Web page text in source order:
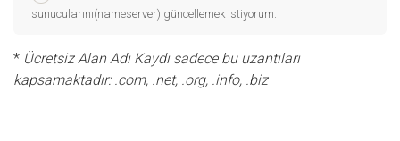
sunucularını(nameserver) güncellemek istiyorum.
* Ücretsiz Alan Adı Kaydı sadece bu uzantıları
kapsamaktadır: .com, .net, .org, .info, .biz